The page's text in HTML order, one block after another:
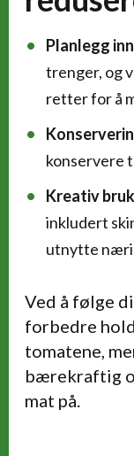
Planlegg
trenger, og
retter for å
konservere
Kreativ
inkludert
utnytte
Ved å følge
forbedre
tomatene,
bærekraftig
mat på.